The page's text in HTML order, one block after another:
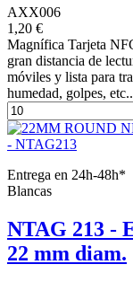
AXX006
1,20 €
Magnífica Tarjeta
gran distancia de
móviles y lista para
humedad, golpes,
Entrega en 24h-48h*
Blancas
NTAG 213 -
22 mm diam.